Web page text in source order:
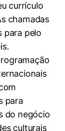
currículo
chamadas
para pelo
para
do negócio
culturais